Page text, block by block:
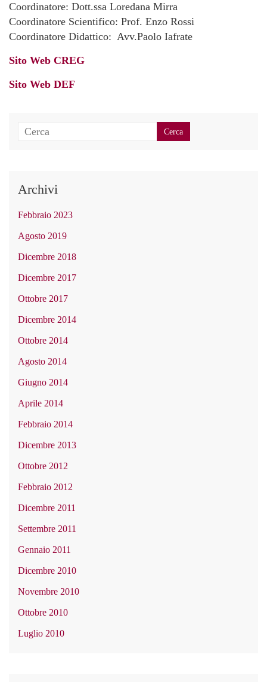
Coordinatore: Dott.ssa Loredana Mirra
Coordinatore Scientifico: Prof. Enzo Rossi
Coordinatore Didattico: Avv.Paolo Iafrate
Sito Web CREG
Sito Web DEF
Archivi
Febbraio 2023
Agosto 2019
Dicembre 2018
Dicembre 2017
Ottobre 2017
Dicembre 2014
Ottobre 2014
Agosto 2014
Giugno 2014
Aprile 2014
Febbraio 2014
Dicembre 2013
Ottobre 2012
Febbraio 2012
Dicembre 2011
Settembre 2011
Gennaio 2011
Dicembre 2010
Novembre 2010
Ottobre 2010
Luglio 2010